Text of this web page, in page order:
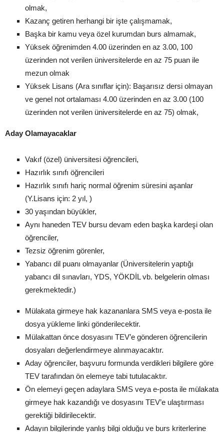
olmak,
Kazanç getiren herhangi bir işte çalışmamak,
Başka bir kamu veya özel kurumdan burs almamak,
Yüksek öğrenimden 4.00 üzerinden en az 3.00, 100
üzerinden not verilen üniversitelerde en az 75 puan ile
mezun olmak
Yüksek Lisans (Ara sınıflar için): Başarısız dersi olmayan
ve genel not ortalaması 4.00 üzerinden en az 3.00 (100
üzerinden not verilen üniversitelerde en az 75) olmak,
Aday Olamayacaklar
Vakıf (özel) üniversitesi öğrencileri,
Hazırlık sınıfı öğrencileri
Hazırlık sınıfı hariç normal öğrenim süresini aşanlar
(Y.Lisans için: 2 yıl, )
30 yaşından büyükler,
Aynı haneden TEV bursu devam eden başka kardeşi olan
öğrenciler,
Tezsiz öğrenim görenler,
Yabancı dil puanı olmayanlar (Üniversitelerin yaptığı
yabancı dil sınavları, YDS, YÖKDİL vb. belgelerin olması
gerekmektedir.)
Mülakata girmeye hak kazananlara SMS veya e-posta ile
dosya yükleme linki gönderilecektir.
Mülakattan önce dosyasını TEV’e gönderen öğrencilerin
dosyaları değerlendirmeye alınmayacaktır.
Aday öğrenciler, başvuru formunda verdikleri bilgilere göre
TEV tarafından ön elemeye tabi tutulacaktır.
Ön elemeyi geçen adaylara SMS veya e-posta ile mülakata
girmeye hak kazandığı ve dosyasını TEV’e ulaştırması
gerektiği bildirilecektir.
Adayın bilgilerinde yanlış bilgi olduğu ve burs kriterlerine